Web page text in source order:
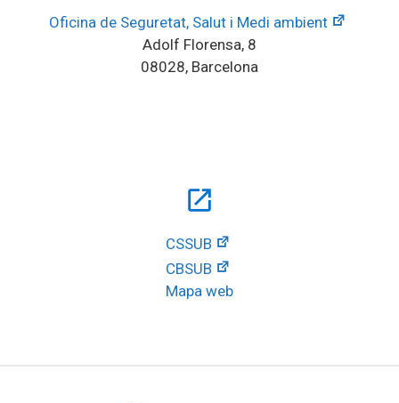
Oficina de Seguretat, Salut i Medi ambient
Adolf Florensa, 8
08028, Barcelona
open_in_new
CSSUB
CBSUB
Mapa web